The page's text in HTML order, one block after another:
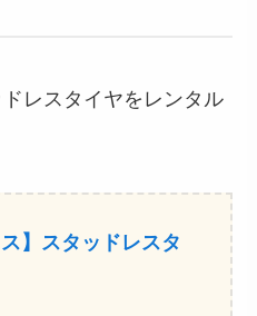
レスタイヤをレンタル
】スタッドレスタ